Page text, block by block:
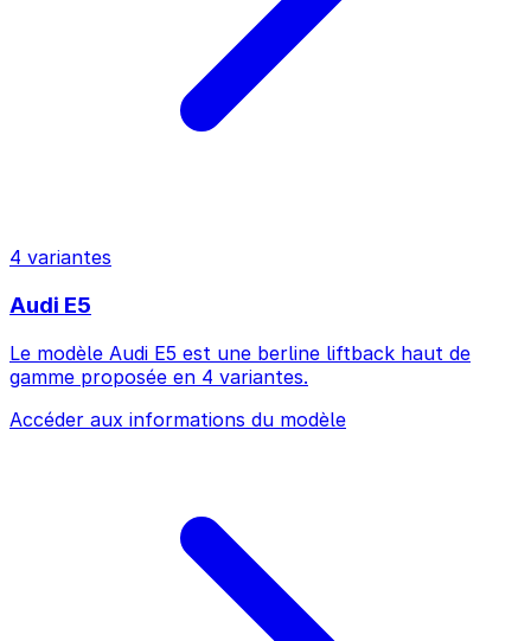
4 variantes
Audi E5
Le modèle Audi E5 est une berline liftback haut de
gamme proposée en 4 variantes.
Accéder aux informations du modèle